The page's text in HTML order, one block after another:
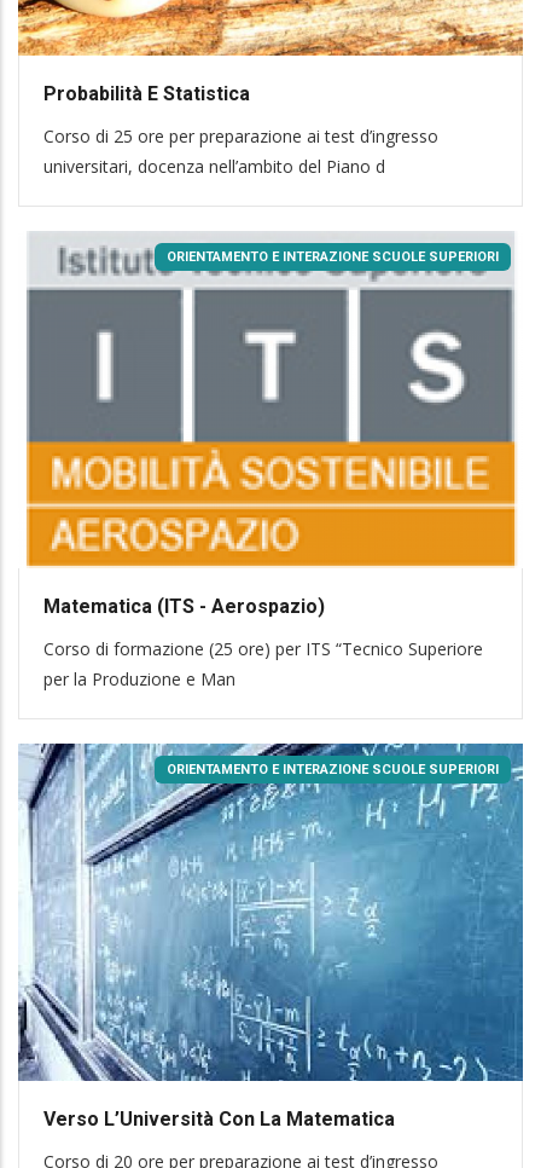
Probabilità E Statistica
Corso di 25 ore per preparazione ai test d’ingresso
universitari, docenza nell’ambito del Piano d
ORIENTAMENTO E INTERAZIONE SCUOLE SUPERIORI
Matematica (ITS - Aerospazio)
Corso di formazione (25 ore) per ITS “Tecnico Superiore
per la Produzione e Man
ORIENTAMENTO E INTERAZIONE SCUOLE SUPERIORI
Verso L’Università Con La Matematica
Corso di 20 ore per preparazione ai test d’ingresso